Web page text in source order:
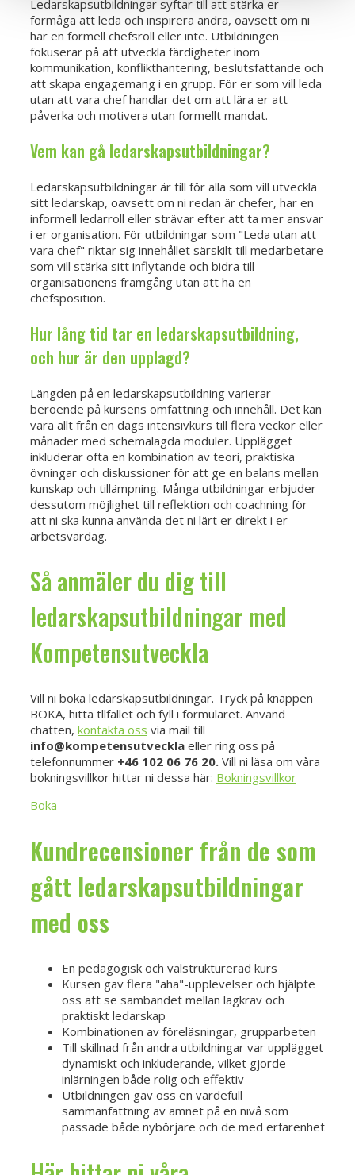
Ledarskapsutbildningar syftar till att stärka er
förmåga att leda och inspirera andra, oavsett om ni
har en formell chefsroll eller inte. Utbildningen
fokuserar på att utveckla färdigheter inom
kommunikation, konflikthantering, beslutsfattande och
att skapa engagemang i en grupp. För er som vill leda
utan att vara chef handlar det om att lära er att
påverka och motivera utan formellt mandat.
Vem kan gå ledarskapsutbildningar?
Ledarskapsutbildningar är till för alla som vill utveckla
sitt ledarskap, oavsett om ni redan är chefer, har en
informell ledarroll eller strävar efter att ta mer ansvar
i er organisation. För utbildningar som "Leda utan att
vara chef" riktar sig innehållet särskilt till medarbetare
som vill stärka sitt inflytande och bidra till
organisationens framgång utan att ha en
chefsposition.
Hur lång tid tar en ledarskapsutbildning,
och hur är den upplagd?
Längden på en ledarskapsutbildning varierar
beroende på kursens omfattning och innehåll. Det kan
vara allt från en dags intensivkurs till flera veckor eller
månader med schemalagda moduler. Upplägget
inkluderar ofta en kombination av teori, praktiska
övningar och diskussioner för att ge en balans mellan
kunskap och tillämpning. Många utbildningar erbjuder
dessutom möjlighet till reflektion och coachning för
att ni ska kunna använda det ni lärt er direkt i er
arbetsvardag.
Så anmäler du dig till
ledarskapsutbildningar med
Kompetensutveckla
Vill ni boka ledarskapsutbildningar. Tryck på knappen
BOKA, hitta tllfället och fyll i formuläret. Använd
chatten, kontakta oss via mail till
info@kompetensutveckla eller ring oss på
telefonnummer +46 102 06 76 20. Vill ni läsa om våra
bokningsvillkor hittar ni dessa här: Bokningsvillkor
Boka
Kundrecensioner från de som
gått ledarskapsutbildningar
med oss
En pedagogisk och välstrukturerad kurs
Kursen gav flera "aha"-upplevelser och hjälpte
oss att se sambandet mellan lagkrav och
praktiskt ledarskap
Kombinationen av föreläsningar, grupparbeten
Till skillnad från andra utbildningar var upplägget
dynamiskt och inkluderande, vilket gjorde
inlärningen både rolig och effektiv
Utbildningen gav oss en värdefull
sammanfattning av ämnet på en nivå som
passade både nybörjare och de med erfarenhet